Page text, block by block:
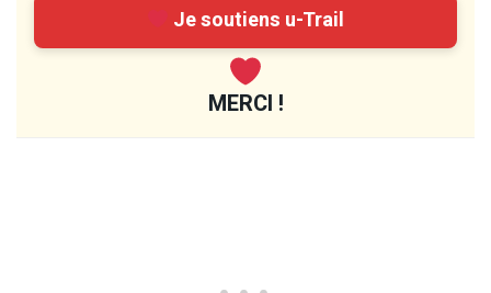
Je soutiens u-Trail
MERCI !